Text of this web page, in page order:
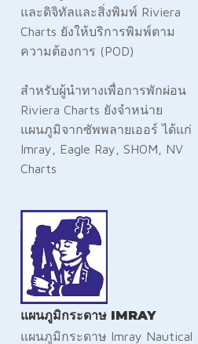
และดิจิทัลและสิ่งพิมพ์ Riviera
Charts ยังให้บริการพิมพ์ตาม
ความต้องการ (POD)
สำหรับผู้นำทางเพื่อการพักผ่อน
Riviera Charts ยังจำหน่าย
แผนภูมิจากซัพพลายเออร์ ได้แก่
Imray, Eagle Ray, SHOM, NV
Charts
แผนภูมิกระดาษ IMRAY
แผนภูมิกระดาษ Imray Nautical